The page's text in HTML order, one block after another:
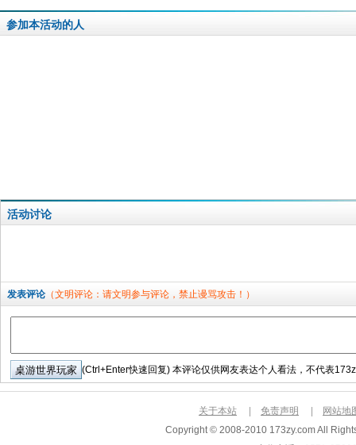
参加本活动的人
活动讨论
发表评论（文明评论：请文明参与评论，禁止谩骂攻击！）
(Ctrl+Enter快速回复) 本评论仅供网友表达个人看法，不代表
关于本站 免责声明
网站地
Copyright © 2008-2010 173zy.com All